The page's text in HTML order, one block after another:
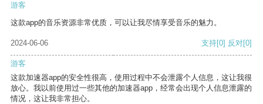
游客
这款app的音乐资源非常优质，可以让我尽情享受音乐的魅力。
2024-06-06 支持[0] 反对[0]
游客
这款加速器app的安全性很高，使用过程中不会泄露个人信息，这让我很
放心。我以前使用过一些其他的加速器app，经常会出现个人信息泄露的
情况，这让我非常担心。